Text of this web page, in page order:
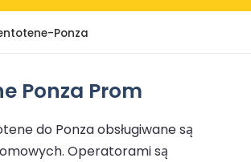
Ponza
Ponza Prom
do Ponza obsługiwane są
Operatorami są